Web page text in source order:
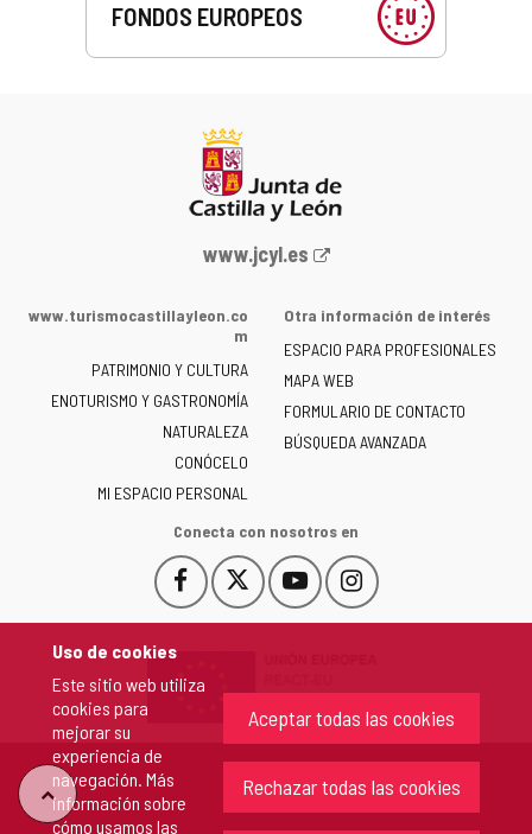
Uso de cookies
Este sitio web utiliza
cookies para
mejorar su
experiencia de
navegación. Más
información sobre
cómo usamos las
Aceptar todas las cookies
Rechazar todas las cookies
FONDOS EUROPEOS
Portal
la
de
Castilla
y
León
-
www.jcyl.es
www.turismocastillayleon.co
m
PATRIMONIO Y CULTURA
ENOTURISMO Y GASTRONOMÍA
NATURALEZA
CONÓCELO
MI ESPACIO PERSONAL
Otra información de interés
ESPACIO PARA PROFESIONALES
MAPA WEB
FORMULARIO DE CONTACTO
BÚSQUEDA AVANZADA
Conecta con nosotros en
Facebook
Este
enlace
en
nueva.
Este
enlace
una
ventana
nueva.
YouTube
Este
enlace
una
ventana
nueva.
Instagram
Este
enlace
una
ventana
nueva.
"Volver